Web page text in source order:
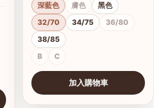
深藍色 膚色
黑色
32/70
34/75
36/80
38/85
B
C
加入購物車
查看圖片